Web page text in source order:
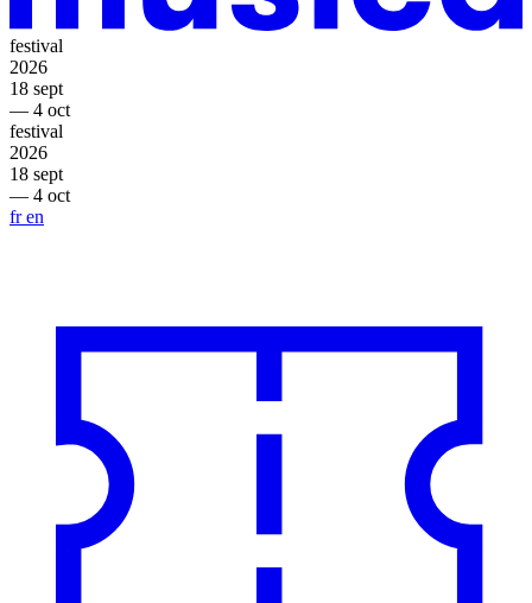
festival
2026
18 sept
— 4 oct
festival
2026
18 sept
— 4 oct
fren